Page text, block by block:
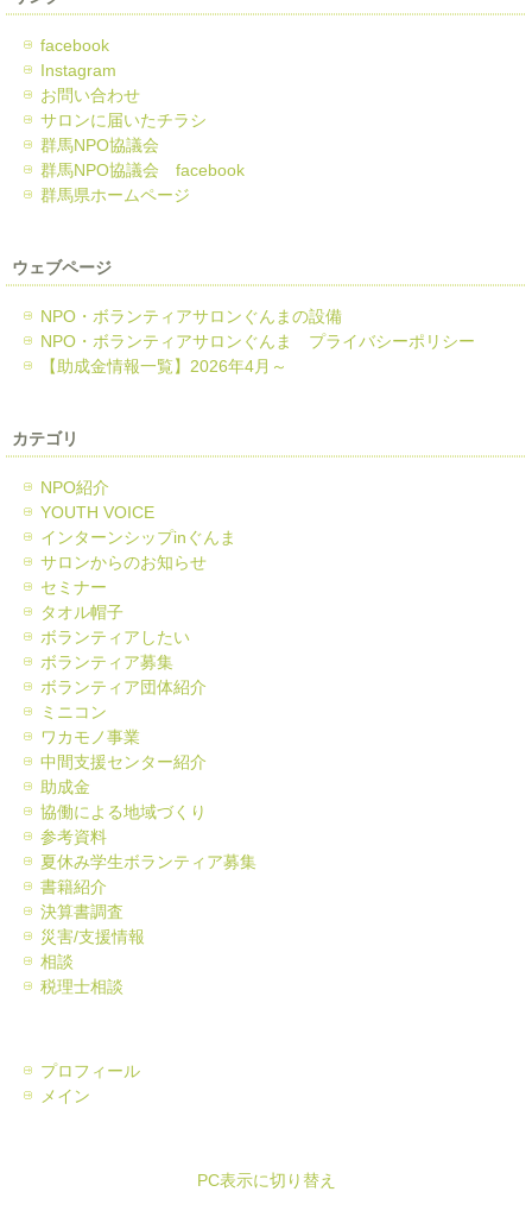
facebook
Instagram
お問い合わせ
サロンに届いたチラシ
群馬NPO協議会
群馬NPO協議会 facebook
群馬県ホームページ
ウェブページ
NPO・ボランティアサロンぐんまの設備
NPO・ボランティアサロンぐんま プライバシーポリシー
【助成金情報一覧】2026年4月～
カテゴリ
NPO紹介
YOUTH VOICE
インターンシップinぐんま
サロンからのお知らせ
セミナー
タオル帽子
ボランティアしたい
ボランティア募集
ボランティア団体紹介
ミニコン
ワカモノ事業
中間支援センター紹介
助成金
協働による地域づくり
参考資料
夏休み学生ボランティア募集
書籍紹介
決算書調査
災害/支援情報
相談
税理士相談
プロフィール
メイン
PC表示に切り替え